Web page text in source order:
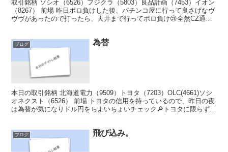
取引銘柄 ソシオ（6526）フジクラ（5803）良品計画（7453）イオン
（8267） 前場 昨日ボロ負けした後、パチンコ屋に行って良さげなヴ
ヴヴがあったので打ったら、天井まで行ってボロ負け😢全然CZ通ら
ブログ 為替
本日の取引銘柄 北海道電力（9509）トヨタ（7203）OLC(4661)ソシ
オネクスト（6526） 前場 トヨタの信用を持っているので、昨日の夜
は為替が気になりドル円をちよいちょいチェック🔎トヨタに限らず、
ブログ 飛び込み。